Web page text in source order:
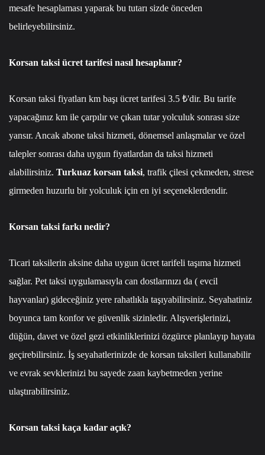
mesafe hesaplaması yaparak bu tutarı sizde önceden
belirleyebilirsiniz.
Korsan taksi ücret tarifesi nasıl hesaplanır?
Korsan taksi fiyatları km başı ücret tarifesi 3.5 ₺'dir. Bu tarife
yapacağınız km ile çarpılır ve çıkan tutar yolculuk sonrası size
yansır. Ancak abone taksi hizmeti, dönemsel anlaşmalar ve özel
talepler sonrası daha uygun fiyatlardan da taksi hizmeti
alabilirsiniz. Turkuaz korsan taksi, trafik çilesi çekmeden, strese
girmeden huzurlu bir yolculuk için en iyi seçeneklerdendir.
Korsan taksi farkı nedir?
Ticari taksilerin aksine daha uygun ücret tarifeli taşıma hizmeti
sağlar. Pet taksi uygulamasıyla can dostlarınızı da ( evcil
hayvanlar) gideceğiniz yere rahatlıkla taşıyabilirsiniz. Seyahatiniz
boyunca tam konfor ve güvenlik sizinledir. Alışverişlerinizi,
düğün, davet ve özel gezi etkinliklerinizi özgürce planlayıp hayata
geçirebilirsiniz. İş seyahatlerinizde de korsan taksileri kullanabilir
ve evrak sevklerinizi bu sayede zaan kaybetmeden yerine
ulaştırabilirsiniz.
Korsan taksi kaça kadar açık?